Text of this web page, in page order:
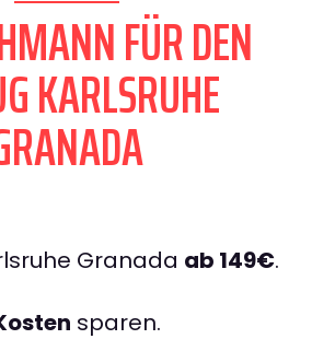
FÜR DEN
KARLSRUHE
Granada ab 149€.
sparen.